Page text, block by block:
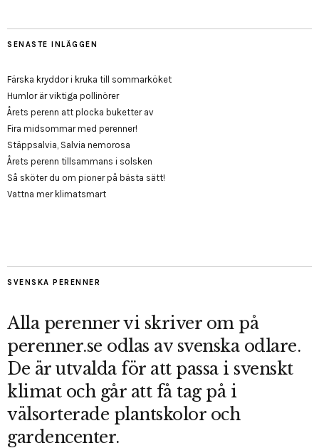
SENASTE INLÄGGEN
Färska kryddor i kruka till sommarköket
Humlor är viktiga pollinörer
Årets perenn att plocka buketter av
Fira midsommar med perenner!
Stäppsalvia, Salvia nemorosa
Årets perenn tillsammans i solsken
Så sköter du om pioner på bästa sätt!
Vattna mer klimatsmart
SVENSKA PERENNER
Alla perenner vi skriver om på
perenner.se odlas av svenska odlare.
De är utvalda för att passa i svenskt
klimat och går att få tag på i
välsorterade plantskolor och
gardencenter.